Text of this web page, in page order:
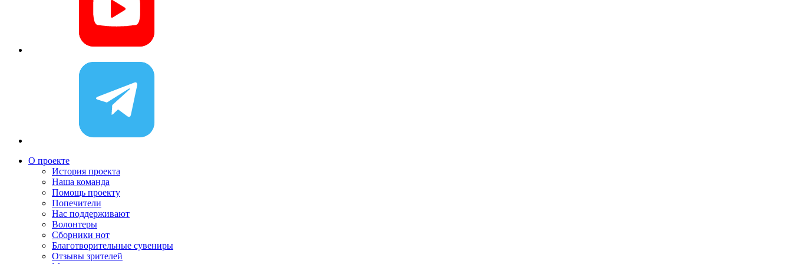
О проекте
История проекта
Наша команда
Помощь проекту
Попечители
Нас поддерживают
Волонтеры
Сборники нот
Благотворительные сувениры
Отзывы зрителей